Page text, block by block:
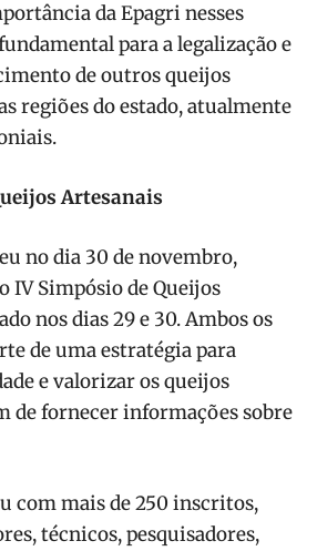
da Epagri nesses
para a legalização e
de outros queijos
regiões do estado, atualmente
Artesanais
no dia 30 de novembro,
IV Simpósio de Queijos
nos dias 29 e 30. Ambos os
de uma estratégia para
e valorizar os queijos
de fornecer informações sobre
com mais de 250 inscritos,
técnicos, pesquisadores,